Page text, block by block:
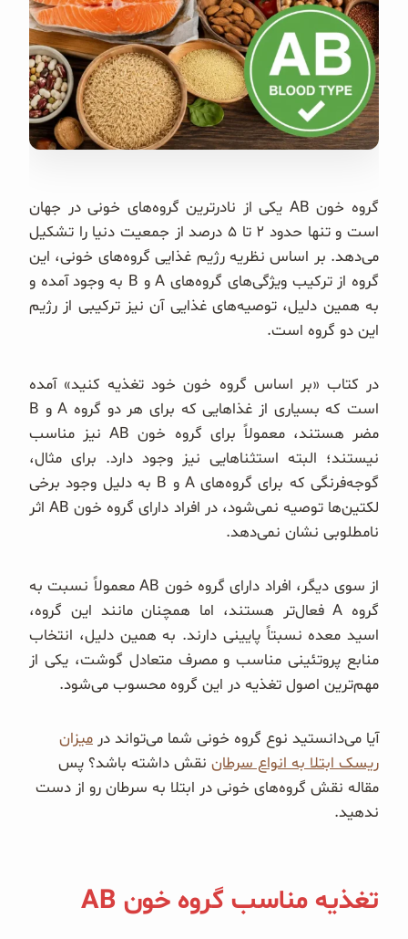
غلات و دانه‌های سالم
صبحانه و میان وعده
سبوس و جوانه‌ها
پک سلامتی OAB
کتاب‌های OAB
وبلاگ
گروه خون AB یکی از نادرترین گروه‌های خونی در جهان
است و تنها حدود ۲ تا ۵ درصد از جمعیت دنیا را تشکیل
می‌دهد. بر اساس نظریه رژیم غذایی گروه‌های خونی، این
گروه از ترکیب ویژگی‌های گروه‌های A و B به وجود آمده و
به همین دلیل، توصیه‌های غذایی آن نیز ترکیبی از رژیم
این دو گروه است.
در کتاب «بر اساس گروه خون خود تغذیه کنید» آمده
است که بسیاری از غذاهایی که برای هر دو گروه A و B
مضر هستند، معمولاً برای گروه خون AB نیز مناسب
نیستند؛ البته استثناهایی نیز وجود دارد. برای مثال،
گوجه‌فرنگی که برای گروه‌های A و B به دلیل وجود برخی
لکتین‌ها توصیه نمی‌شود، در افراد دارای گروه خون AB اثر
نامطلوبی نشان نمی‌دهد.
از سوی دیگر، افراد دارای گروه خون AB معمولاً نسبت به
گروه A فعال‌تر هستند، اما همچنان مانند این گروه،
اسید معده نسبتاً پایینی دارند. به همین دلیل، انتخاب
منابع پروتئینی مناسب و مصرف متعادل گوشت، یکی از
مهم‌ترین اصول تغذیه در این گروه محسوب می‌شود.
آیا می‌دانستید نوع گروه خونی شما می‌تواند در میزان
ریسک ابتلا به انواع سرطان نقش داشته باشد؟ پس
مقاله نقش گروه‌های خونی در ابتلا به سرطان رو از دست
ندهید.
تغذیه مناسب گروه خون AB